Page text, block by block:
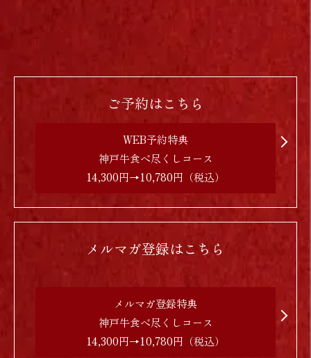
ご予約はこちら
WEB予約特典
神戸牛食べ尽くしコース
14,300円→10,780円（税込）
メルマガ登録はこちら
メルマガ登録特典
神戸牛食べ尽くしコース
14,300円→10,780円（税込）